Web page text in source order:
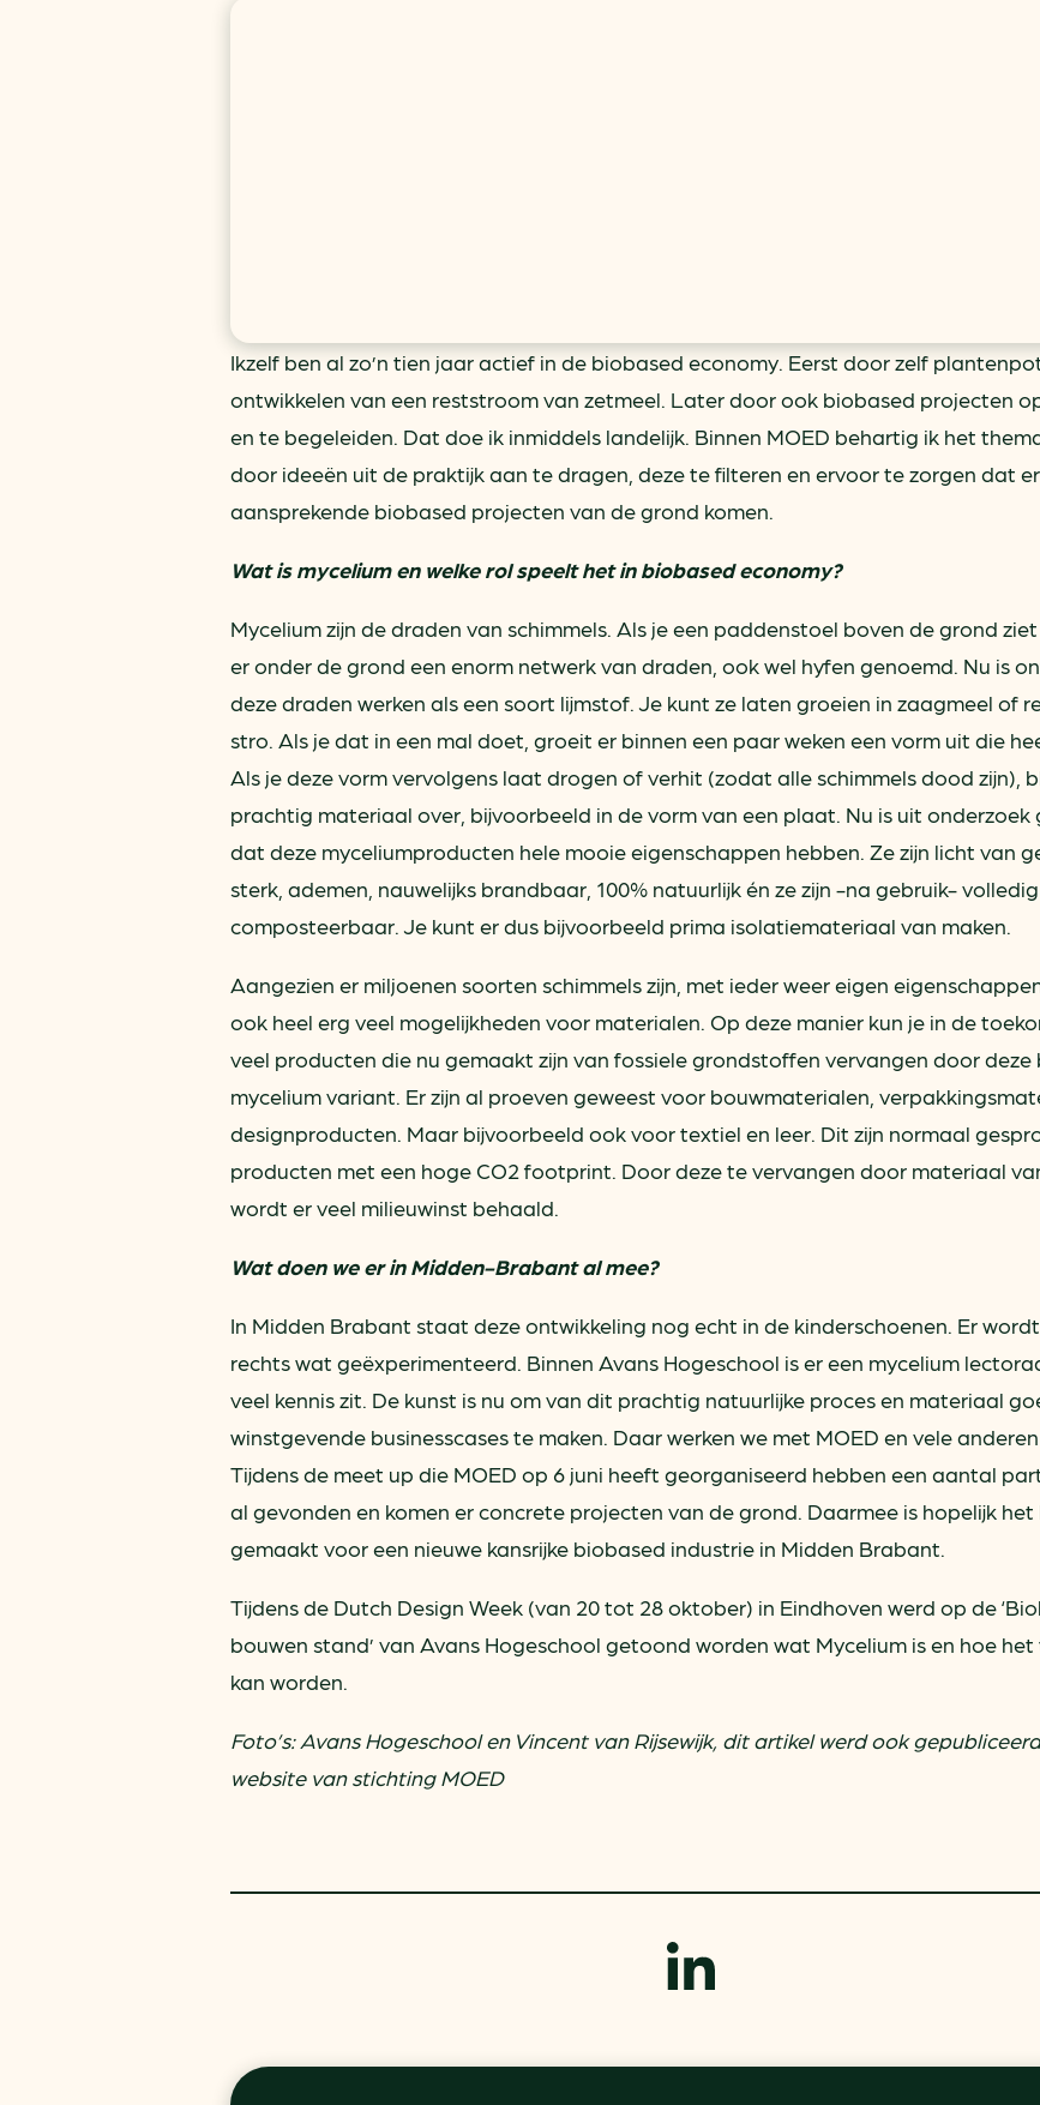
Ikzelf ben al zo’n tien jaar actief in de biobased economy. Eerst door zelf
ontwikkelen van een reststroom van zetmeel. Later door ook biobased projecten
en te begeleiden. Dat doe ik inmiddels landelijk. Binnen MOED behartig ik het
door ideeën uit de praktijk aan te dragen, deze te filteren en ervoor te zorgen dat er
aansprekende biobased projecten van de grond komen.
Wat is mycelium en welke rol speelt het in biobased economy?
Mycelium zijn de draden van schimmels. Als je een paddenstoel boven de grond
er onder de grond een enorm netwerk van draden, ook wel hyfen genoemd. Nu is
deze draden werken als een soort lijmstof. Je kunt ze laten groeien in zaagmeel of
stro. Als je dat in een mal doet, groeit er binnen een paar weken een vorm uit die
Als je deze vorm vervolgens laat drogen of verhit (zodat alle schimmels dood zijn),
prachtig materiaal over, bijvoorbeeld in de vorm van een plaat. Nu is uit onderzoek
dat deze myceliumproducten hele mooie eigenschappen hebben. Ze zijn licht van
sterk, ademen, nauwelijks brandbaar, 100% natuurlijk én ze zijn -na gebruik- volledig
composteerbaar. Je kunt er dus bijvoorbeeld prima isolatiemateriaal van maken.
Aangezien er miljoenen soorten schimmels zijn, met ieder weer eigen
ook heel erg veel mogelijkheden voor materialen. Op deze manier kun je in de
veel producten die nu gemaakt zijn van fossiele grondstoffen vervangen door deze
mycelium variant. Er zijn al proeven geweest voor bouwmaterialen,
designproducten. Maar bijvoorbeeld ook voor textiel en leer. Dit zijn normaal
producten met een hoge CO2 footprint. Door deze te vervangen door materiaal
wordt er veel milieuwinst behaald.
Wat doen we er in Midden-Brabant al mee?
In Midden Brabant staat deze ontwikkeling nog echt in de kinderschoenen. Er
rechts wat geëxperimenteerd. Binnen Avans Hogeschool is er een mycelium
veel kennis zit. De kunst is nu om van dit prachtig natuurlijke proces en materiaal
winstgevende businesscases te maken. Daar werken we met MOED en vele
Tijdens de meet up die MOED op 6 juni heeft georganiseerd hebben een aantal
al gevonden en komen er concrete projecten van de grond. Daarmee is hopelijk het
gemaakt voor een nieuwe kansrijke biobased industrie in Midden Brabant.
Tijdens de Dutch Design Week (van 20 tot 28 oktober) in Eindhoven werd op de
bouwen stand’ van Avans Hogeschool getoond worden wat Mycelium is en hoe
kan worden.
Foto’s: Avans Hogeschool en Vincent van Rijsewijk, dit artikel werd ook
website van stichting MOED